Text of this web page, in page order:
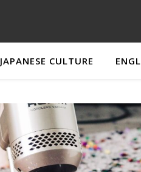
JAPANESE CULTURE